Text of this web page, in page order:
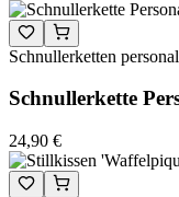
Schnullerketten
Schnullerkette
24,90 €